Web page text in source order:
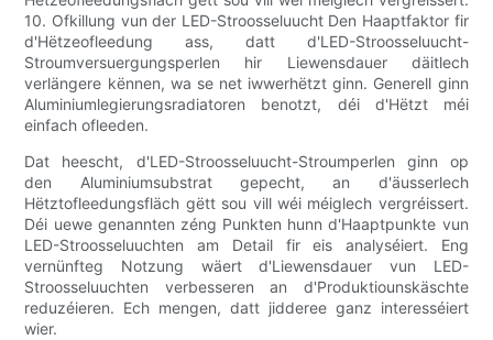
10. Ofkillung vun der LED-Stroosseluucht Den Haaptfaktor fir
d'Hëtzeofleedung ass, datt d'LED-Stroosseluucht-
Stroumversuergungsperlen hir Liewensdauer däitlech
verlängere kënnen, wa se net iwwerhëtzt ginn. Generell ginn
Aluminiumlegierungsradiatoren benotzt, déi d'Hëtzt méi
einfach ofleeden.
Dat heescht, d'LED-Stroosseluucht-Stroumperlen ginn op
den Aluminiumsubstrat gepecht, an d'äusserlech
Hëtztofleedungsfläch gëtt sou vill wéi méiglech vergréissert.
Déi uewe genannten zéng Punkten hunn d'Haaptpunkte vun
LED-Stroosseluuchten am Detail fir eis analyséiert. Eng
vernünfteg Notzung wäert d'Liewensdauer vun LED-
Stroosseluuchten verbesseren an d'Produktiounskäschte
reduzéieren. Ech mengen, datt jidderee ganz interesséiert
wier.